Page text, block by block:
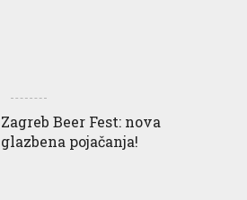
Zagreb Beer Fest: nova
glazbena pojačanja!